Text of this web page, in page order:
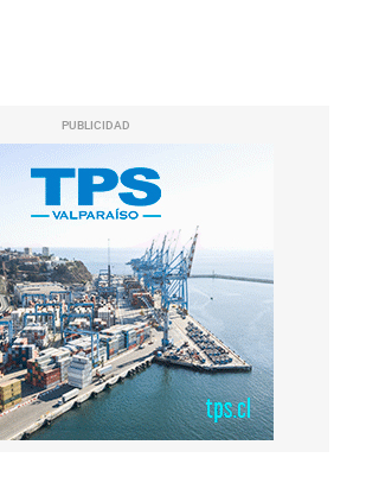
PUBLICIDAD